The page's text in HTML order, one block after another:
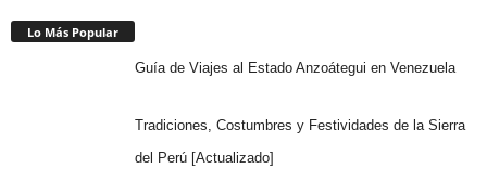
Lo Más Popular
Guía de Viajes al Estado Anzoátegui en Venezuela
Tradiciones, Costumbres y Festividades de la Sierra
del Perú [Actualizado]